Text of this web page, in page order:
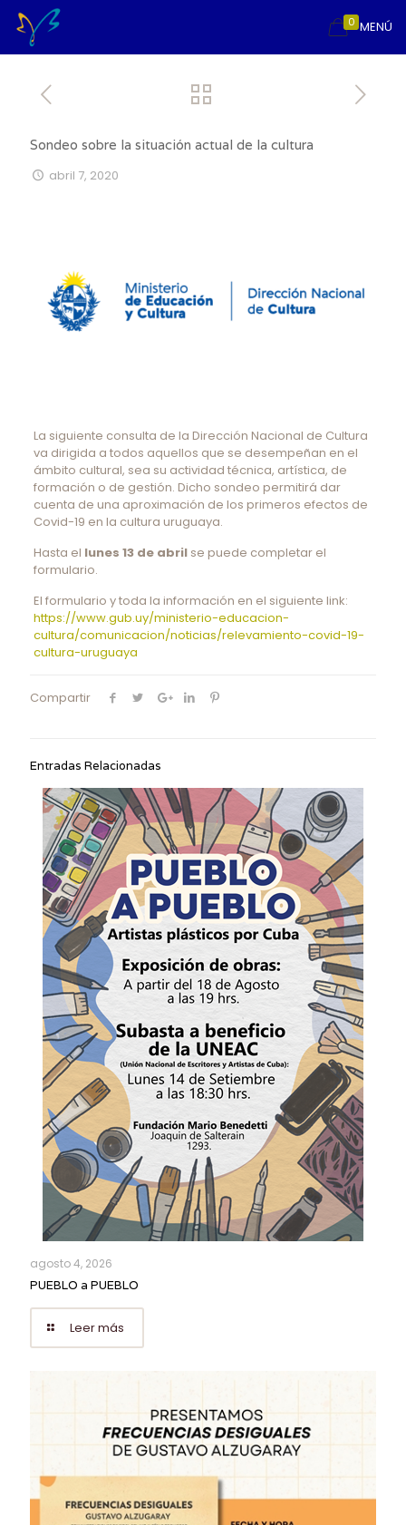
MENÚ
0
Sondeo sobre la situación actual de la cultura
abril 7, 2020
La siguiente consulta de la Dirección Nacional de Cultura
va dirigida a todos aquellos que se desempeñan en el
ámbito cultural, sea su actividad técnica, artística, de
formación o de gestión. Dicho sondeo permitirá dar
cuenta de una aproximación de los primeros efectos de
Covid-19 en la cultura uruguaya.
Hasta el lunes 13 de abril se puede completar el
formulario.
El formulario y toda la información en el siguiente link:
https://www.gub.uy/ministerio-educacion-
cultura/comunicacion/noticias/relevamiento-covid-19-
cultura-uruguaya
Compartir
Entradas Relacionadas
agosto 4, 2026
PUEBLO a PUEBLO
Leer más